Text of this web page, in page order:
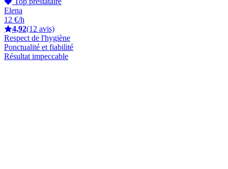
Elena
12 €/h
4,92(12 avis)
Respect de l'hygiène
Ponctualité et fiabilité
Résultat impeccable